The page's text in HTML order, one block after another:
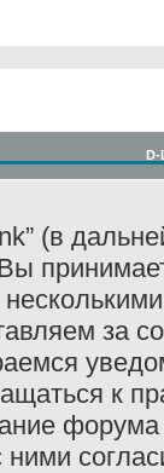
D-
(в
Вы
за
к